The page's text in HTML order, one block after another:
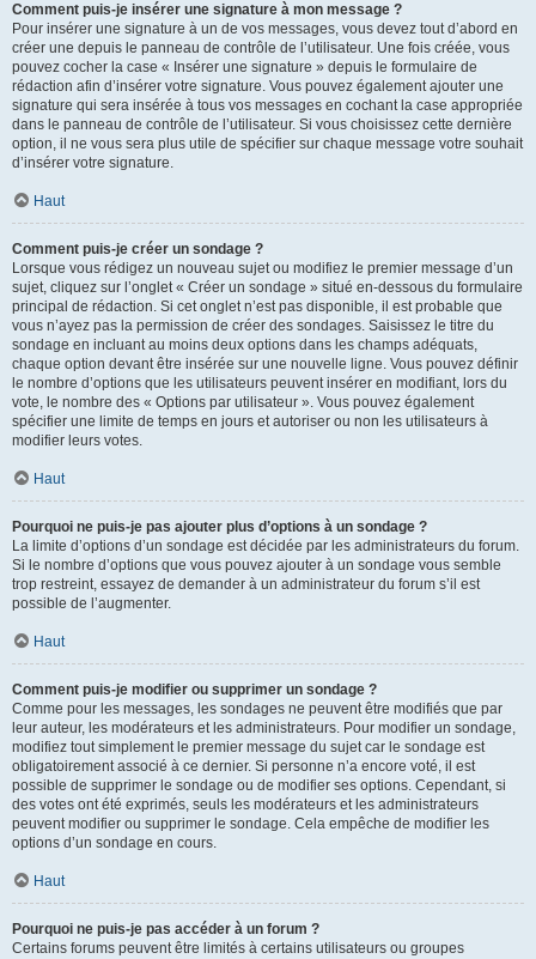
Comment puis-je insérer une signature à mon message ?
Pour insérer une signature à un de vos messages, vous devez tout d’abord en
créer une depuis le panneau de contrôle de l’utilisateur. Une fois créée, vous
pouvez cocher la case « Insérer une signature » depuis le formulaire de
rédaction afin d’insérer votre signature. Vous pouvez également ajouter une
signature qui sera insérée à tous vos messages en cochant la case appropriée
dans le panneau de contrôle de l’utilisateur. Si vous choisissez cette dernière
option, il ne vous sera plus utile de spécifier sur chaque message votre souhait
d’insérer votre signature.
Haut
Comment puis-je créer un sondage ?
Lorsque vous rédigez un nouveau sujet ou modifiez le premier message d’un
sujet, cliquez sur l’onglet « Créer un sondage » situé en-dessous du formulaire
principal de rédaction. Si cet onglet n’est pas disponible, il est probable que
vous n’ayez pas la permission de créer des sondages. Saisissez le titre du
sondage en incluant au moins deux options dans les champs adéquats,
chaque option devant être insérée sur une nouvelle ligne. Vous pouvez définir
le nombre d’options que les utilisateurs peuvent insérer en modifiant, lors du
vote, le nombre des « Options par utilisateur ». Vous pouvez également
spécifier une limite de temps en jours et autoriser ou non les utilisateurs à
modifier leurs votes.
Haut
Pourquoi ne puis-je pas ajouter plus d’options à un sondage ?
La limite d’options d’un sondage est décidée par les administrateurs du forum.
Si le nombre d’options que vous pouvez ajouter à un sondage vous semble
trop restreint, essayez de demander à un administrateur du forum s’il est
possible de l’augmenter.
Haut
Comment puis-je modifier ou supprimer un sondage ?
Comme pour les messages, les sondages ne peuvent être modifiés que par
leur auteur, les modérateurs et les administrateurs. Pour modifier un sondage,
modifiez tout simplement le premier message du sujet car le sondage est
obligatoirement associé à ce dernier. Si personne n’a encore voté, il est
possible de supprimer le sondage ou de modifier ses options. Cependant, si
des votes ont été exprimés, seuls les modérateurs et les administrateurs
peuvent modifier ou supprimer le sondage. Cela empêche de modifier les
options d’un sondage en cours.
Haut
Pourquoi ne puis-je pas accéder à un forum ?
Certains forums peuvent être limités à certains utilisateurs ou groupes